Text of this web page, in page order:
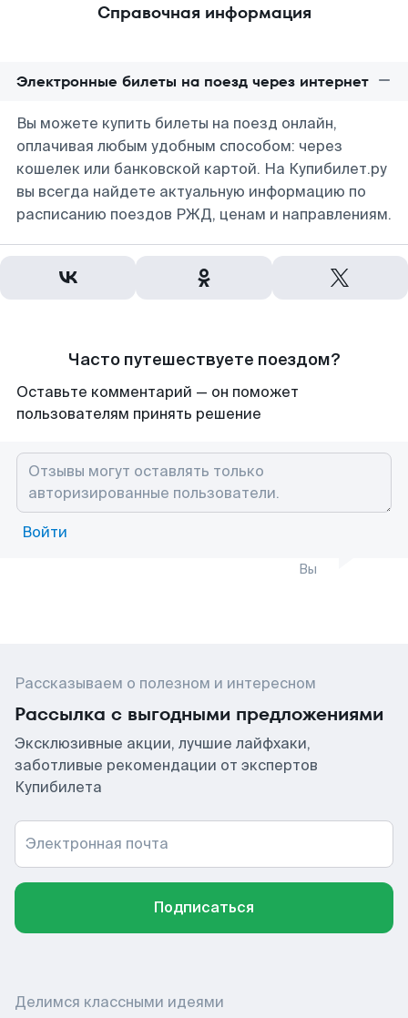
Справочная информация
Электронные билеты на поезд через интернет
Вы можете купить билеты на поезд онлайн,
оплачивая любым удобным способом: через
кошелек или банковской картой. На Купибилет.ру
вы всегда найдете актуальную информацию по
расписанию поездов РЖД, ценам и направлениям.
Часто путешествуете поездом?
Оставьте комментарий — он поможет
пользователям принять решение
Войти
Вы
Рассказываем о полезном и интересном
Рассылка с выгодными предложениями
Эксклюзивные акции, лучшие лайфхаки,
заботливые рекомендации от экспертов
Купибилета
Электронная почта
Подписаться
Делимся классными идеями